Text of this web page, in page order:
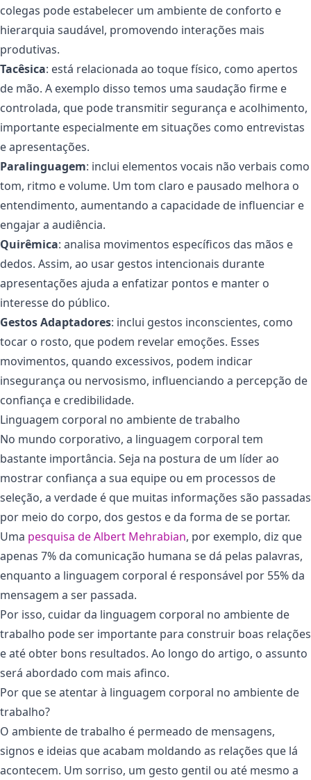
colegas pode estabelecer um ambiente de conforto e
hierarquia saudável, promovendo interações mais
produtivas.
Tacêsica: está relacionada ao toque físico, como apertos
de mão. A exemplo disso temos uma saudação firme e
controlada, que pode transmitir segurança e acolhimento,
importante especialmente em situações como entrevistas
e apresentações.
Paralinguagem: inclui elementos vocais não verbais como
tom, ritmo e volume. Um tom claro e pausado melhora o
entendimento, aumentando a capacidade de influenciar e
engajar a audiência.
Quirêmica: analisa movimentos específicos das mãos e
dedos. Assim, ao usar gestos intencionais durante
apresentações ajuda a enfatizar pontos e manter o
interesse do público.
Gestos Adaptadores: inclui gestos inconscientes, como
tocar o rosto, que podem revelar emoções. Esses
movimentos, quando excessivos, podem indicar
insegurança ou nervosismo, influenciando a percepção de
confiança e credibilidade.
Linguagem corporal no ambiente de trabalho
No mundo corporativo, a linguagem corporal tem
bastante importância. Seja na postura de um líder ao
mostrar confiança a sua equipe ou em processos de
seleção, a verdade é que muitas informações são passadas
por meio do corpo, dos gestos e da forma de se portar.
Uma pesquisa de Albert Mehrabian, por exemplo, diz que
apenas 7% da comunicação humana se dá pelas palavras,
enquanto a linguagem corporal é responsável por 55% da
mensagem a ser passada.
Por isso, cuidar da linguagem corporal no ambiente de
trabalho pode ser importante para construir boas relações
e até obter bons resultados. Ao longo do artigo, o assunto
será abordado com mais afinco.
Por que se atentar à linguagem corporal no ambiente de
trabalho?
O ambiente de trabalho é permeado de mensagens,
signos e ideias que acabam moldando as relações que lá
acontecem. Um sorriso, um gesto gentil ou até mesmo a